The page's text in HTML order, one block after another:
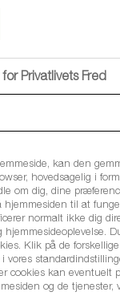
Privatlivets Fred
kan den
hovedsagelig i
om dig, dine
til at
normalt ikke dig
hjemmesideoplevelse.
Klik på de
vores
cookies kan eventuelt
og de tjenester,